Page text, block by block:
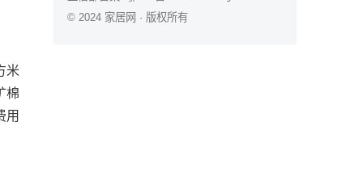
米
棉
用
© 2024 家居网 · 版权所有